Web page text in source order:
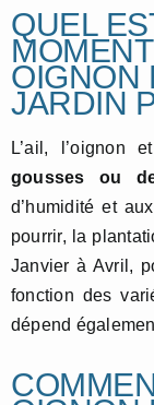
QUEL
OIGNON
JARDIN
L’ail, l’oignon
gousses ou
d’humidité et
pourrir, la
Janvier à Avril,
fonction des
dépend